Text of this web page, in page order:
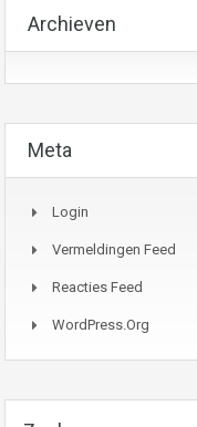
Archieven
Meta
Login
Vermeldingen Feed
Reacties Feed
WordPress.org